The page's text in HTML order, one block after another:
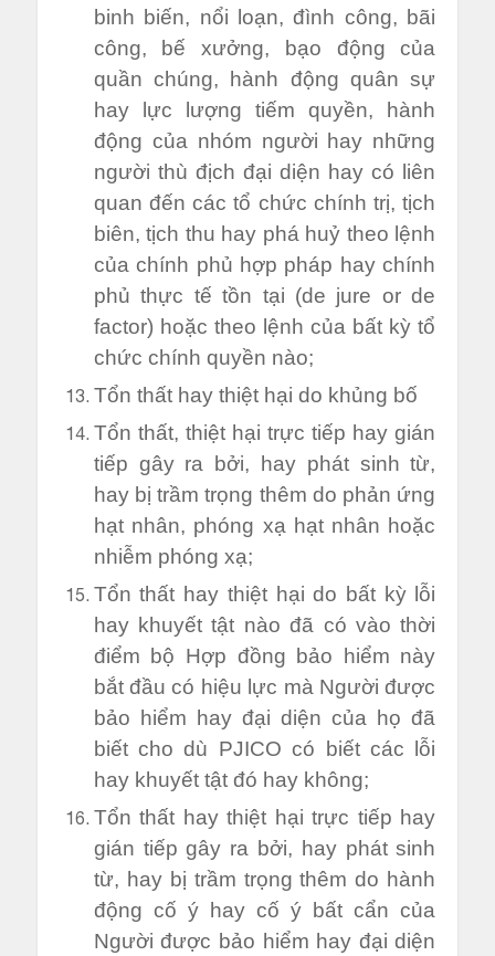
binh biến, nổi loạn, đình công, bãi
công, bế xưởng, bạo động của
quần chúng, hành động quân sự
hay lực lượng tiếm quyền, hành
động của nhóm người hay những
người thù địch đại diện hay có liên
quan đến các tổ chức chính trị, tịch
biên, tịch thu hay phá huỷ theo lệnh
của chính phủ hợp pháp hay chính
phủ thực tế tồn tại (de jure or de
factor) hoặc theo lệnh của bất kỳ tổ
chức chính quyền nào;
Tổn thất hay thiệt hại do khủng bố
Tổn thất, thiệt hại trực tiếp hay gián
tiếp gây ra bởi, hay phát sinh từ,
hay bị trầm trọng thêm do phản ứng
hạt nhân, phóng xạ hạt nhân hoặc
nhiễm phóng xạ;
Tổn thất hay thiệt hại do bất kỳ lỗi
hay khuyết tật nào đã có vào thời
điểm bộ Hợp đồng bảo hiểm này
bắt đầu có hiệu lực mà Người được
bảo hiểm hay đại diện của họ đã
biết cho dù PJICO có biết các lỗi
hay khuyết tật đó hay không;
Tổn thất hay thiệt hại trực tiếp hay
gián tiếp gây ra bởi, hay phát sinh
từ, hay bị trầm trọng thêm do hành
động cố ý hay cố ý bất cẩn của
Người được bảo hiểm hay đại diện